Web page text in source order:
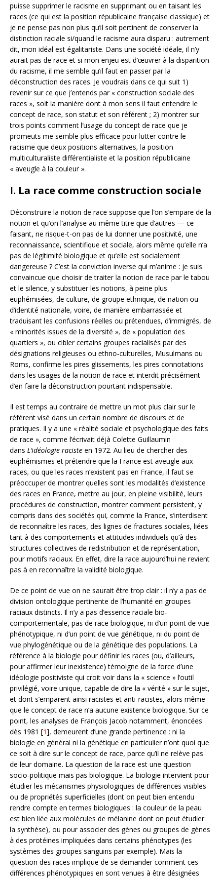
puisse supprimer le racisme en supprimant ou en taisant les
races (ce qui est la position républicaine française classique) et
je ne pense pas non plus qu’il soit pertinent de conserver la
distinction raciale si/quand le racisme aura disparu : autrement
dit, mon idéal est égalitariste. Dans une société idéale, il n’y
aurait pas de race et si mon enjeu est d’œuvrer à la disparition
du racisme, il me semble qu’il faut en passer par la
déconstruction des races. Je voudrais dans ce qui suit 1)
revenir sur ce que j’entends par « construction sociale des
races », soit la manière dont à mon sens il faut entendre le
concept de race, son statut et son référent ; 2) montrer sur
trois points comment l’usage du concept de race que je
promeuts me semble plus efficace pour lutter contre le
racisme que deux positions alternatives, la position
multiculturaliste différentialiste et la position républicaine
« aveugle à la couleur ».
I. La race comme construction sociale
Déconstruire la notion de race suppose que l’on s’empare de la
notion et qu’on l’analyse au même titre que d’autres — ce
faisant, ne risque-t-on pas de lui donner une positivité, une
reconnaissance, scientifique et sociale, alors même qu’elle n’a
pas de légitimité biologique et qu’elle est socialement
dangereuse ? C’est la conviction inverse qui m’anime : je suis
convaincue que choisir de traiter la notion de race par le tabou
et le silence, y substituer les notions, à peine plus
euphémisées, de culture, de groupe ethnique, de nation ou
d’identité nationale, voire, de manière embarrassée et
traduisant les confusions réelles ou prétendues, d’immigrés, de
« minorités issues de la diversité », de « population des
quartiers », ou cibler certains groupes racialisés par des
désignations religieuses ou ethno-culturelles, Musulmans ou
Roms, confirme les pires glissements, les pires connotations
dans les usages de la notion de race et interdit précisément
d’en faire la déconstruction pourtant indispensable.
Il est temps au contraire de mettre un mot plus clair sur le
référent visé dans un certain nombre de discours et de
pratiques. Il y a une « réalité sociale et psychologique des faits
de race », comme l’écrivait déjà Colette Guillaumin
dans L’idéologie raciste en 1972. Au lieu de chercher des
euphémismes et prétendre que la France est aveugle aux
races, ou que les races n’existent pas en France, il faut se
préoccuper de montrer quelles sont les modalités d’existence
des races en France, mettre au jour, en pleine visibilité, leurs
procédures de construction, montrer comment persistent, y
compris dans des sociétés qui, comme la France, s’interdisent
de reconnaître les races, des lignes de fractures sociales, liées
tant à des comportements et attitudes individuels qu’à des
structures collectives de redistribution et de représentation,
pour motifs raciaux. En effet, dire la race aujourd’hui ne revient
pas à en reconnaître la validité biologique.
De ce point de vue on ne saurait être trop clair : il n’y a pas de
division ontologique pertinente de l’humanité en groupes
raciaux distincts. Il n’y a pas d’essence raciale bio-
comportementale, pas de race biologique, ni d’un point de vue
phénotypique, ni d’un point de vue génétique, ni du point de
vue phylogénétique ou de la génétique des populations. La
référence à la biologie pour définir les races (ou, d’ailleurs,
pour affirmer leur inexistence) témoigne de la force d’une
idéologie positiviste qui croit voir dans la « science » l’outil
privilégié, voire unique, capable de dire la « vérité » sur le sujet,
et dont s’emparent ainsi racistes et anti-racistes, alors même
que le concept de race n’a aucune existence biologique. Sur ce
point, les analyses de François Jacob notamment, énoncées
dès 1981 [1], demeurent d’une grande pertinence : ni la
biologie en général ni la génétique en particulier n’ont quoi que
ce soit à dire sur le concept de race, parce qu’il ne relève pas
de leur domaine. La question de la race est une question
socio-politique mais pas biologique. La biologie intervient pour
étudier les mécanismes physiologiques de différences visibles
ou de propriétés superficielles (dont on peut bien entendu
rendre compte en termes biologiques : la couleur de la peau
est bien liée aux molécules de mélanine dont on peut étudier
la synthèse), ou pour associer des gènes ou groupes de gènes
à des protéines impliquées dans certains phénotypes (les
systèmes des groupes sanguins par exemple). Mais la
question des races implique de se demander comment ces
différences phénotypiques en sont venues à être désignées